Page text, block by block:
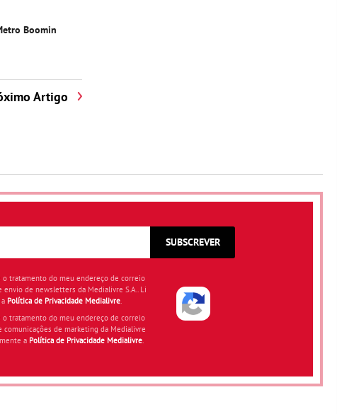
Boomin
Artigo
SUBSCREVER
tratamento do meu endereço de correio
de newsletters da Medialivre S.A.. Li
Política de Privacidade Medialivre.
tratamento do meu endereço de correio
de marketing da Medialivre
a Política de Privacidade Medialivre.